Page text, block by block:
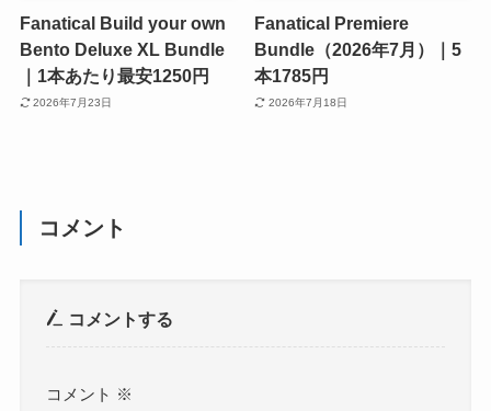
Fanatical Build your own
Bento Deluxe XL Bundle
｜1本あたり最安1250円
2026年7月23日
Fanatical Premiere
Bundle（2026年7月）｜5
本1785円
2026年7月18日
コメント
コメントする
コメント ※